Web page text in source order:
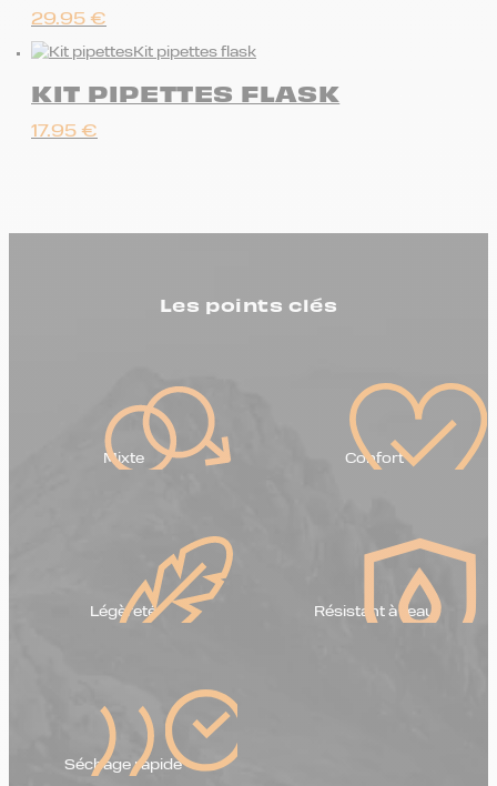
29.95 €
Kit pipettes flask
KIT PIPETTES FLASK
17.95 €
Les points clés
Mixte Confort
Légèreté Résistant à l'eau
Séchage rapide